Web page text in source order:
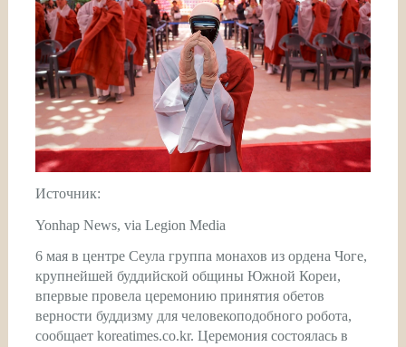
Источник:
Yonhap News, via Legion Media
6 мая в центре Сеула группа монахов из ордена Чоге,
крупнейшей буддийской общины Южной Кореи,
впервые провела церемонию принятия обетов
верности буддизму для человекоподобного робота,
сообщает koreatimes.co.kr. Церемония состоялась в